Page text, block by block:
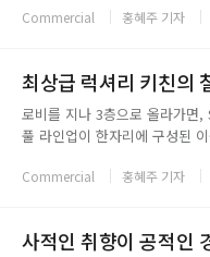
했다. 이 콘셉트는 브랜드에 축
Commercial 홍혜주 기자
최상급 럭셔리 키친의
로비를 지나 3층으로 올라가면
풀 라인업이 한자리에 구성된
어올린다.SKM Architects는
Commercial 홍혜주 기자
사적인 취향이 공적인